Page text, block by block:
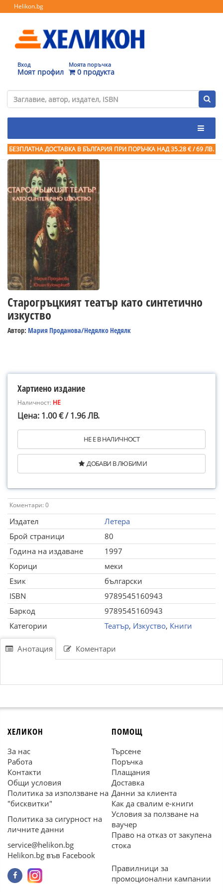
Helikon.bg
Вход
Моят профил
Моята поръчка
0 продукта
БЕЗПЛАТНА ДОСТАВКА В БЪЛГАРИЯ ПРИ ПОРЪЧКА НАД 35.28 € / 69 ЛВ.
Старогръцкият театър като синтетично
изкуство
Автор: Мария Проданова/Недялко Недялк
Хартиено издание
Наличност: НЕ
Цена: 1.00 € / 1.96 ЛВ.
НЕ Е В НАЛИЧНОСТ
ДОБАВИ В ЛЮБИМИ
Коментари: 0
Издател
Летера
Брой страници
80
Година на издаване
1997
Корици
меки
Език
български
ISBN
9789545160943
Баркод
9789545160943
Категории
Театър, Изкуство, Книги
Анотация Коментари
ХЕЛИКОН
За нас
Работа
Контакти
Общи условия
Политика за използване на
"бисквитки"
Политика за сигурност на
личните данни
service@helikon.bg
Helikon.bg във Facebook
ПОМОЩ
Търсене
Поръчка
Плащания
Доставка
Данни за клиента
Как да свалим е-книги
Условия за ползване на
ваучер
Право на отказ от закупена
стока
Правилници за
промоционални кампании